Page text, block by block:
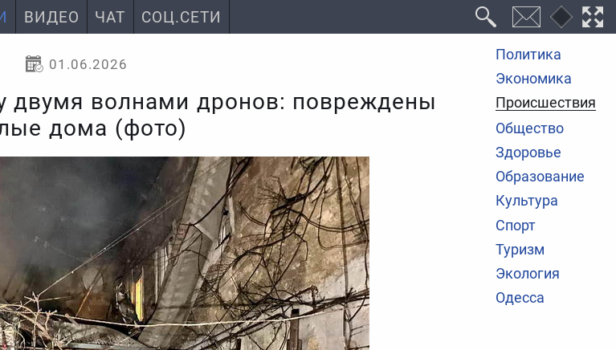
ВИДЕО ЧАТ СОЦ.СЕТИ
Политика
Экономика
Происшествия
Общество
Здоровье
Образование
Культура
Спорт
Туризм
Экология
Одесса
01.06.2026
двумя волнами дронов: повреждены
дома (фото)